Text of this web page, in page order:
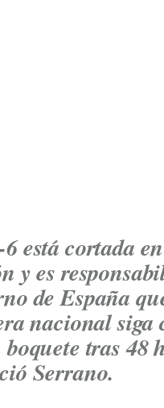
está cortada
y es
de España
nacional siga
tras 48
Serrano.